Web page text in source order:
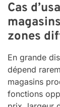
Cas
zones
En grande
dépend
magasins
fonctions